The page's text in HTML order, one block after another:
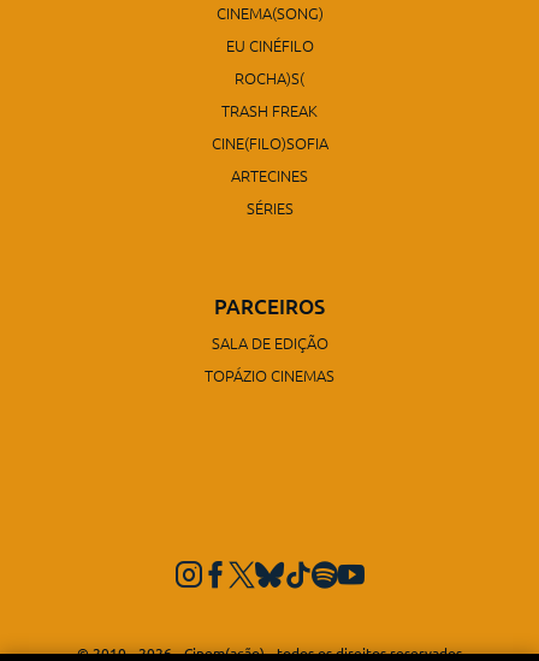
CINEMA(SONG)
EU CINÉFILO
ROCHA)S(
TRASH FREAK
CINE(FILO)SOFIA
ARTECINES
SÉRIES
PARCEIROS
SALA DE EDIÇÃO
TOPÁZIO CINEMAS
© 2010 - 2026 - Cinem(ação) - todos os direitos reservados